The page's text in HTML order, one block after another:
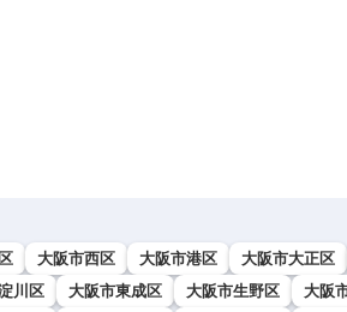
大阪市西区 大阪市港区 大阪市大正区
川区 大阪市東成区 大阪市生野区 大阪